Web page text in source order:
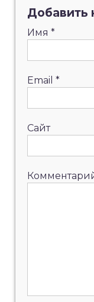
Добавить
Имя *
Email *
Сайт